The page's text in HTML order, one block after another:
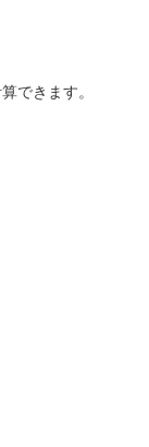
できます。